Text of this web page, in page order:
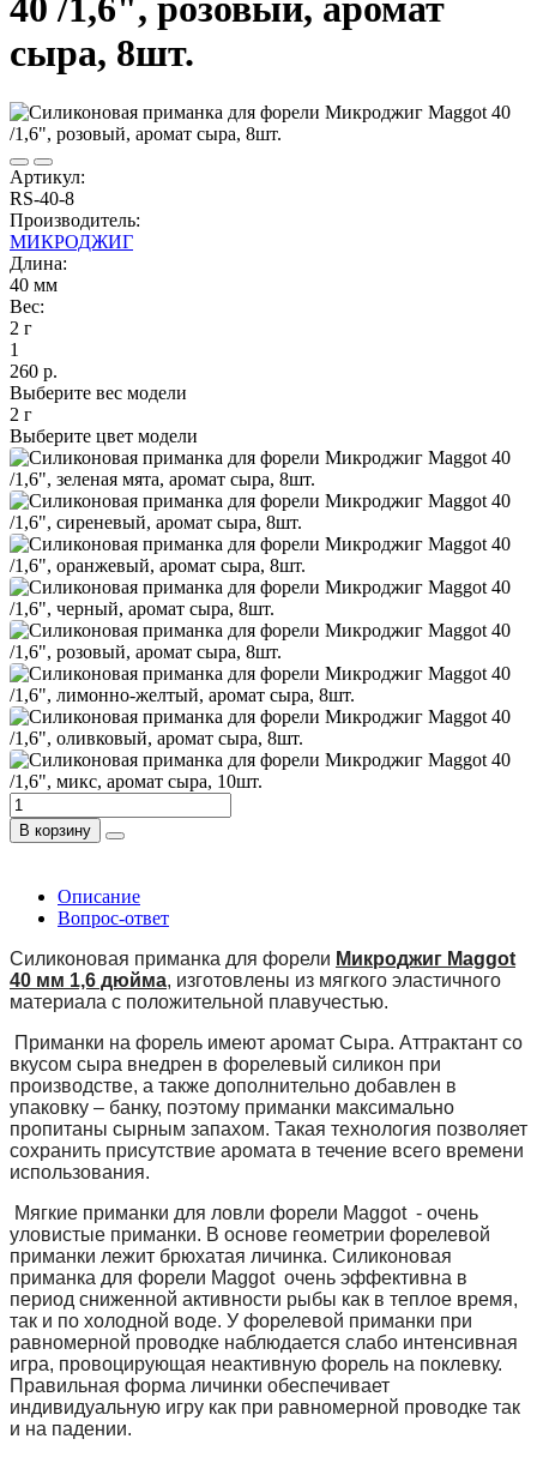
40 /1,6", розовый, аромат
сыра, 8шт.
Артикул:
RS-40-8
Производитель:
МИКРОДЖИГ
Длина:
40 мм
Вес:
2 г
1
260 р.
Выберите вес модели
2 г
Выберите цвет модели
В корзину
Описание
Вопрос-ответ
Силиконовая приманка для форели Микроджиг Maggot
40 мм 1,6 дюйма, изготовлены из мягкого эластичного
материала с положительной плавучестью.
Приманки на форель имеют аромат Сыра. Аттрактант со
вкусом сыра внедрен в форелевый силикон при
производстве, а также дополнительно добавлен в
упаковку – банку, поэтому приманки максимально
пропитаны сырным запахом. Такая технология позволяет
сохранить присутствие аромата в течение всего времени
использования.
Мягкие приманки для ловли форели Maggot - очень
уловистые приманки. В основе геометрии форелевой
приманки лежит брюхатая личинка. Силиконовая
приманка для форели Maggot очень эффективна в
период сниженной активности рыбы как в теплое время,
так и по холодной воде. У форелевой приманки при
равномерной проводке наблюдается слабо интенсивная
игра, провоцирующая неактивную форель на поклевку.
Правильная форма личинки обеспечивает
индивидуальную игру как при равномерной проводке так
и на падении.